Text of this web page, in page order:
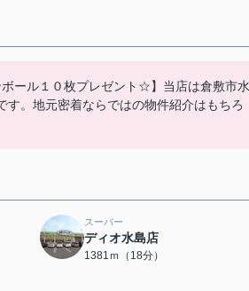
ール１０枚プレゼント☆】当店は倉敷市水
。地元密着ならではの物件紹介はもちろ
スーパー
ディオ水島店
1381ｍ（18分）